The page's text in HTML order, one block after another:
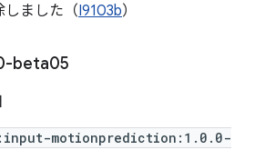
しました（I9103b）
beta05
motionprediction:1.0.0-